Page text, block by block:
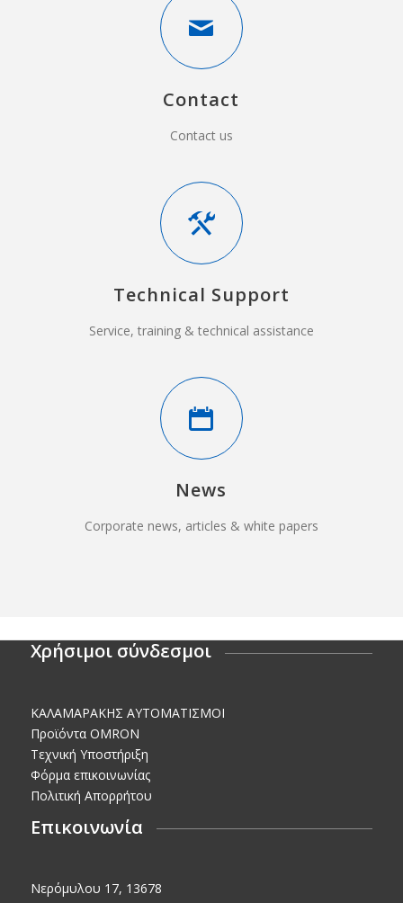
Contact
Contact us
Technical Support
Service, training & technical assistance
News
Corporate news, articles & white papers
Χρήσιμοι σύνδεσμοι
KΑΛΑΜΑΡΑΚΗΣ AΥΤΟΜΑΤΙΣΜΟΙ
Προϊόντα OMRON
Τεχνική Υποστήριξη
Φόρμα επικοινωνίας
Πολιτική Απορρήτου
Επικοινωνία
Νερόμυλου 17, 13678